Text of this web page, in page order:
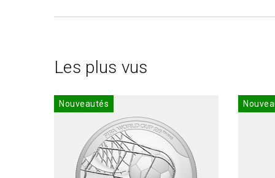
Les plus vus
Nouveautés